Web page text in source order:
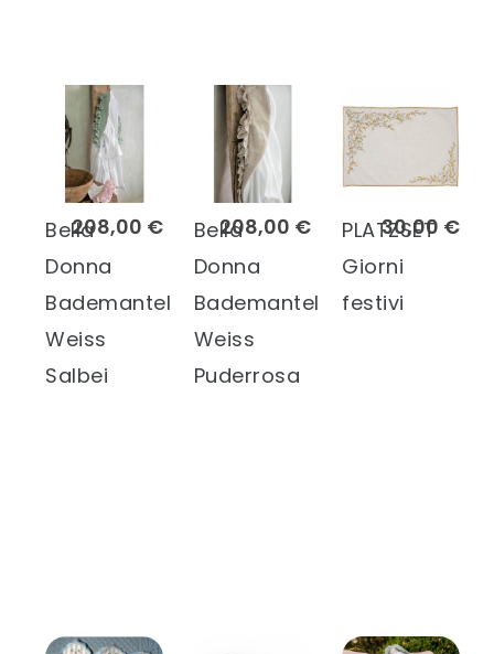
208,00 €
Bella
Donna
Bademantel
Weiss
Salbei
208,00 €
Bella
Donna
Bademantel
Weiss
Puderrosa
30,00 €
PLATZSET
Giorni
festivi